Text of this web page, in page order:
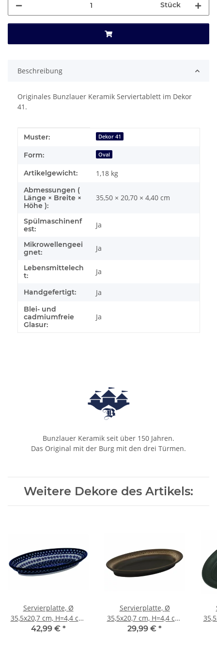
Stück
Beschreibung
Originales Bunzlauer Keramik Serviertablett im Dekor
41.
Produkteigenschaft
Wert
Muster: Dekor 41
Form: Oval
Artikelgewicht: 1,18 kg
Abmessungen (
Länge × Breite ×
Höhe ):
35,50 × 20,70 × 4,40 cm
Spülmaschinenf
est:
Ja
Mikrowellengeei
gnet:
Ja
Lebensmittelech
t:
Ja
Handgefertigt: Ja
Blei- und
cadmiumfreie
Glasur:
Ja
Bunzlauer Keramik seit über 150 Jahren.
Das Original mit der Burg mit den drei Türmen.
Weitere Dekore des Artikels:
Servierplatte, Ø
35,5x20,7 cm, H=4,4 cm,
Dekor 166a
42,99 € *
Servierplatte, Ø
35,5x20,7 cm, H=4,4 cm,
Dekor ZACIEK
29,99 € *